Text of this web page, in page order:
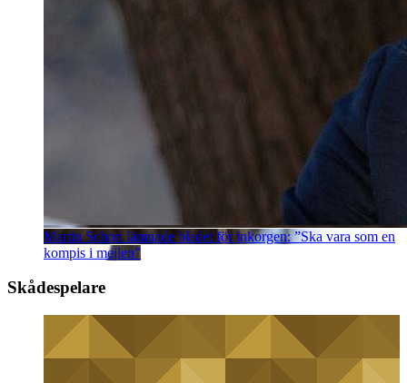
Martin Schori lämnade bladet för inkorgen: ”Ska vara som en
kompis i mejlen”
Skådespelare